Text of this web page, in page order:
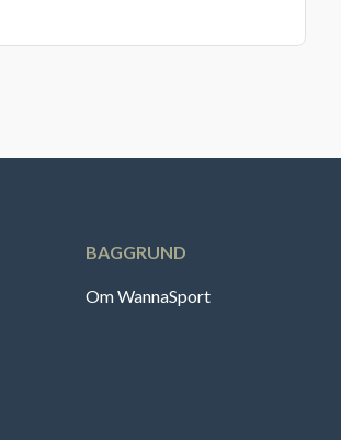
BAGGRUND
Om WannaSport